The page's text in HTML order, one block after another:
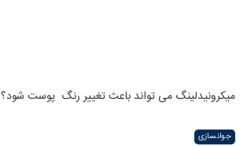
میکرونیدلینگ می تواند باعث تغییر رنگ ‍ پوست شود؟
جوانسازی